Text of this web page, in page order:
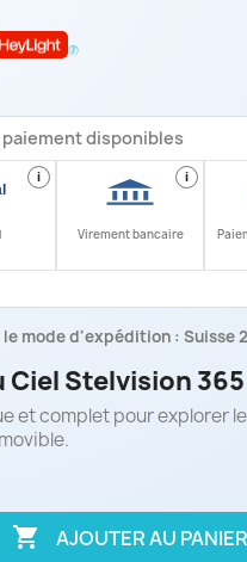
paiement disponibles
i i
Virement bancaire
le mode d'expédition : Suisse
Ciel Stelvision
et complet pour explorer
 AJOUTER AU PANIER